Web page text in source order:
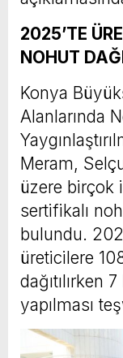
2025’TE
NOHUT
Konya
Alanlarında
Meram,
üzere birçok
sertifikalı
bulundu.
üreticilere
dağıtılırken
yapılması